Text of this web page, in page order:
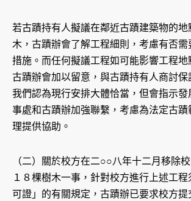
若古蹟持有人擬議在鄰近古蹟建築物的
木，古蹟辦會了解工程細則，考慮有否
措施。而任何擬議工程如可能影響工程地
古蹟辦會加以留意，與古蹟持有人商討保
我們認為現行安排大體恰當，但會指示
事處和古蹟辦加強聯繫，考慮為法定古
理提供協助。
（二）關於校方在二○○八年十二月移除
１８棵樹木一事，針對校方進行上述工
可證」的有關規定，古蹟辦已要求校方